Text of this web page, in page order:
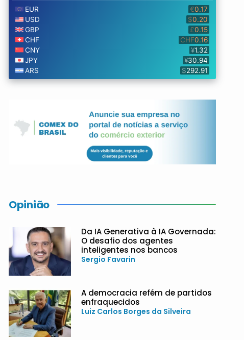
Opinião
Da IA Generativa à IA Governada:
O desafio dos agentes
inteligentes nos bancos
Sergio Favarin
A democracia refém de partidos
enfraquecidos
Luiz Carlos Borges da Silveira